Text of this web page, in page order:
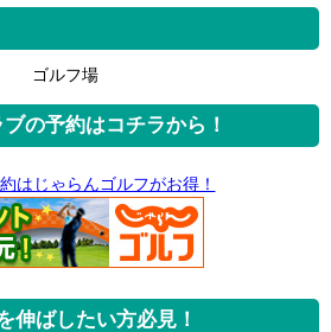
ゴルフ場
の予約はコチラから！
はじゃらんゴルフがお得！
伸ばしたい方必見！